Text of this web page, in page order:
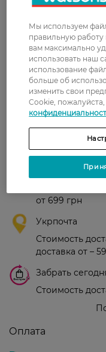
Іванна
4 ноября, 2021
Крем
дуже
Новая почта
от 699 грн
Укрпочта
Стоимость
доставка от –
Забрать
Стоимость
Оплата
Мы используем
правильную работу
вам максимально
использовать наш
использование
больше об
изменить свои
Cookie,